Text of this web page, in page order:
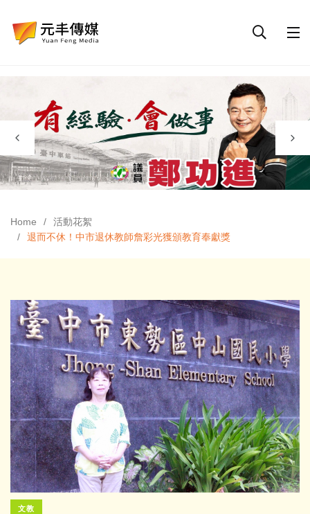
Home
活動花絮
退而不休！中市退休教師詹彩光獲頒教育奉獻獎
文教